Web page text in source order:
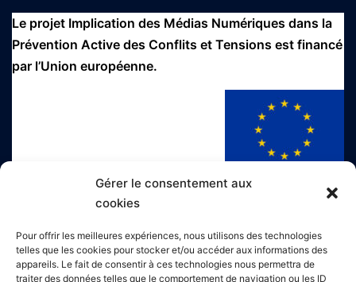
Gérer le consentement aux
cookies
Pour offrir les meilleures expériences, nous utilisons des technologies
telles que les cookies pour stocker et/ou accéder aux informations des
appareils. Le fait de consentir à ces technologies nous permettra de
traiter des données telles que le comportement de navigation ou les ID
Le projet Implication des Médias Numériques dans la
Prévention Active des Conflits et Tensions est financé
par l’Union européenne.
Le projet Implication des Médias Numériques dans la
Prévention Active des Conflits et Tensions est
cofinancé par l'Agence Française de Développement.